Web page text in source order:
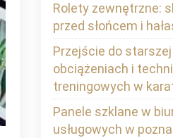
Rolety zewnętrzne:
przed słońcem i
Przejście do
obciążeniach i
treningowych w
Panele szklane w
usługowych w